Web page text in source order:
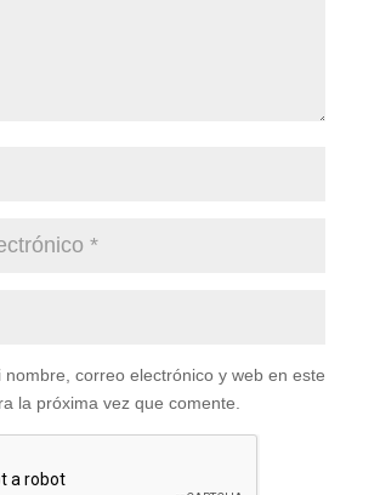
nombre, correo electrónico y web en este
la próxima vez que comente.